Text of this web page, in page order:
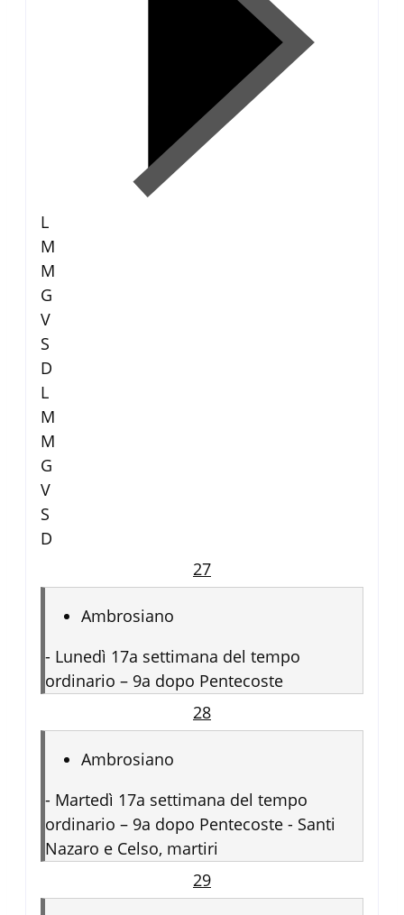
L
M
M
G
V
S
D
L
M
M
G
V
S
D
27
Ambrosiano
- Lunedì 17a settimana del tempo
ordinario – 9a dopo Pentecoste
28
Ambrosiano
- Martedì 17a settimana del tempo
ordinario – 9a dopo Pentecoste - Santi
Nazaro e Celso, martiri
29